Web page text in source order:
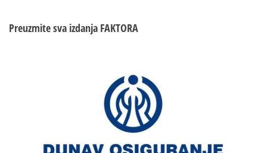
Preuzmite sva izdanja FAKTORA